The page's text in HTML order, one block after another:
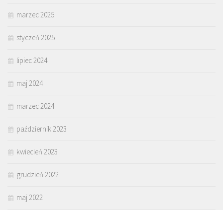
marzec 2025
styczeń 2025
lipiec 2024
maj 2024
marzec 2024
październik 2023
kwiecień 2023
grudzień 2022
maj 2022